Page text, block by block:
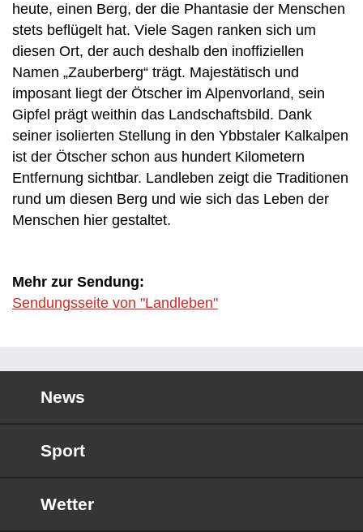
heute, einen Berg, der die Phantasie der Menschen
stets beflügelt hat. Viele Sagen ranken sich um
diesen Ort, der auch deshalb den inoffiziellen
Namen „Zauberberg“ trägt. Majestätisch und
imposant liegt der Ötscher im Alpenvorland, sein
Gipfel prägt weithin das Landschaftsbild. Dank
seiner isolierten Stellung in den Ybbstaler Kalkalpen
ist der Ötscher schon aus hundert Kilometern
Entfernung sichtbar. Landleben zeigt die Traditionen
rund um diesen Berg und wie sich das Leben der
Menschen hier gestaltet.
Mehr zur Sendung:
Sendungsseite von "Landleben"
News
Sport
Wetter